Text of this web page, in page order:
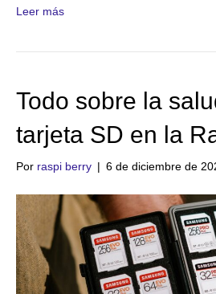
Leer más
Todo sobre la
tarjeta SD en la
Por raspi berry | 6 de diciembre de